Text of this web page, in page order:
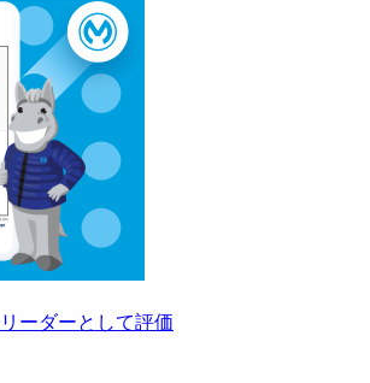
ーダーとして評価